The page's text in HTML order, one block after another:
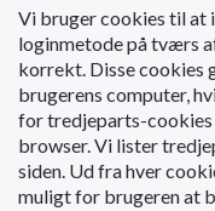
Vi bruger cookies til at
loginmetode på tværs
korrekt. Disse cookies
brugerens computer,
for tredjeparts-
browser. Vi lister
siden. Ud fra hver
muligt for brugeren at